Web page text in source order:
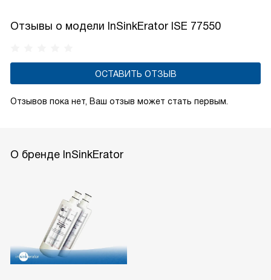
Отзывы о модели InSinkErator ISE 77550
ОСТАВИТЬ ОТЗЫВ
Отзывов пока нет, Ваш отзыв может стать первым.
О бренде InSinkErator